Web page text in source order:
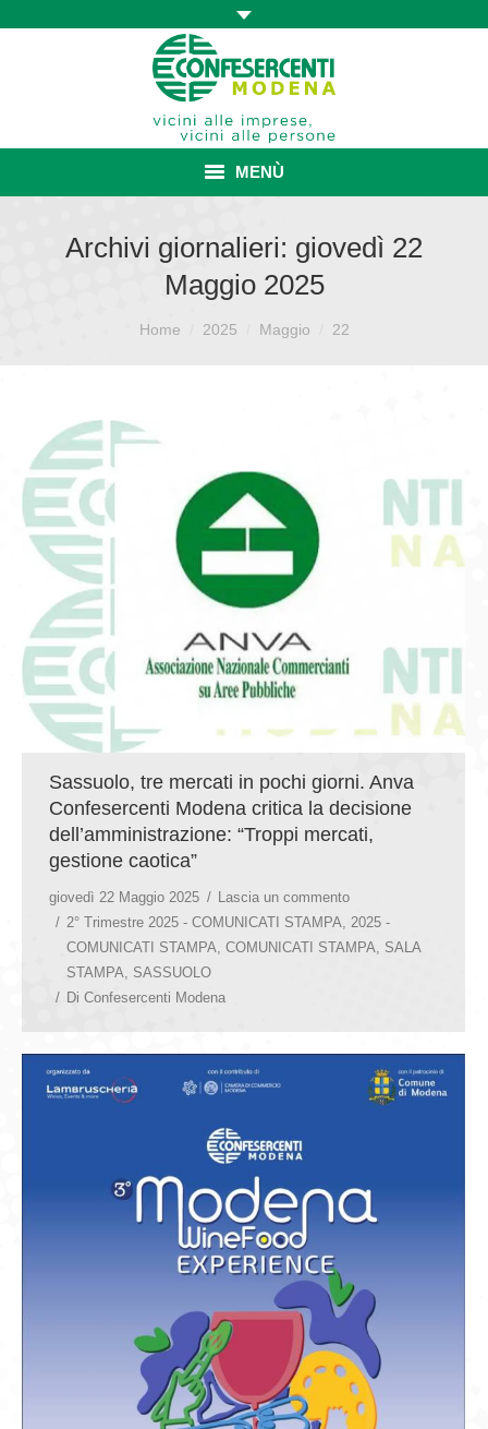
MENÙ
ASSOCIAZIONE
ISCRIZIONE E VANTAGGI
CATEGORIE SINDACALI
GIOVEDÌ GASTRONOMICI
COMUNICATI E NEWS
Archivi giornalieri: giovedì 22
Maggio 2025
Home 2025 Maggio 22
Sassuolo, tre mercati in pochi giorni. Anva
Confesercenti Modena critica la decisione
dell’amministrazione: “Troppi mercati,
gestione caotica”
giovedì 22 Maggio 2025
Lascia un commento
2° Trimestre 2025 - COMUNICATI STAMPA, 2025 -
COMUNICATI STAMPA, COMUNICATI STAMPA, SALA
STAMPA, SASSUOLO
Di Confesercenti Modena